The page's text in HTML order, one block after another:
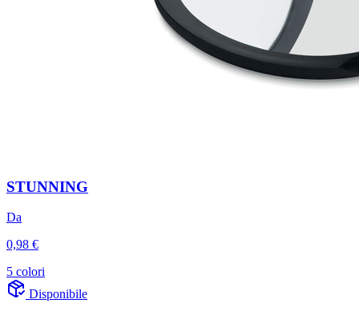
STUNNING
Da
0,98 €
5 colori
Disponibile